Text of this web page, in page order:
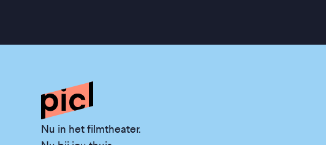
Nu in het filmtheater.